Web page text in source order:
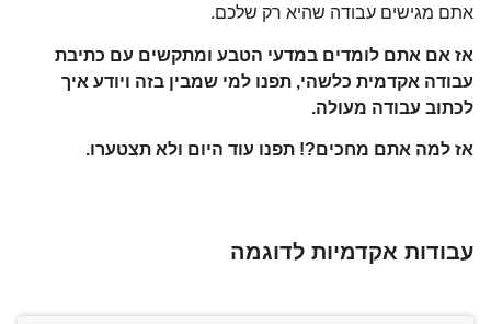
אתם מגישים עבודה שהיא רק שלכם.
אז אם אתם לומדים במדעי הטבע ומתקשים עם כתיבת
עבודה אקדמית כלשהי, תפנו למי שמבין בזה ויודע איך
לכתוב עבודה מעולה.
אז למה אתם מחכים?! תפנו עוד היום ולא תצטערו.
עבודות אקדמיות לדוגמה